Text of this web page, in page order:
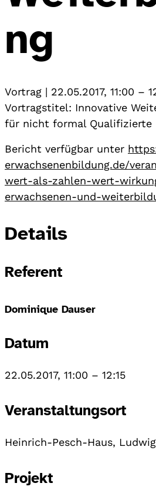
ng
Vortrag | 22.05.2017, 11:00 –
Vortragstitel: Innovative
für nicht formal Qualifizierte
Bericht verfügbar unter
erwachsenenbildung.de/
wert-als-zahlen-wert-
erwachsenen-und-
Details
Referent
Dominique Dauser
Datum
22.05.2017, 11:00 – 12:15
Veranstaltungsort
Heinrich-Pesch-Haus,
Projekt